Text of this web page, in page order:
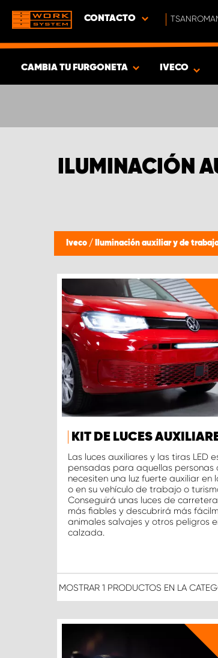
CONTACTO
CAMBIA TU FURGONETA
PRODUCTOS
IVECO
ILUMINACIÓN
Iveco / Iluminación auxiliar y de
KIT DE LUCES
Las luces auxiliares y las tiras LED
pensadas para aquellas personas
necesiten una luz fuerte auxiliar en
o en su vehículo de trabajo o
Conseguirá unas luces de
más fiables y descubrirá más
animales salvajes y otros peligros
calzada.
MOSTRAR 1 PRODUCTOS EN LA